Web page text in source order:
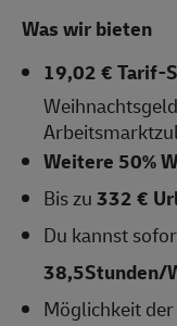
Was wir bieten
19,02 € Tarif-
Weitere 50%
Bis zu332 €
Du kannst
38,5Stunden/
Möglichkeit der